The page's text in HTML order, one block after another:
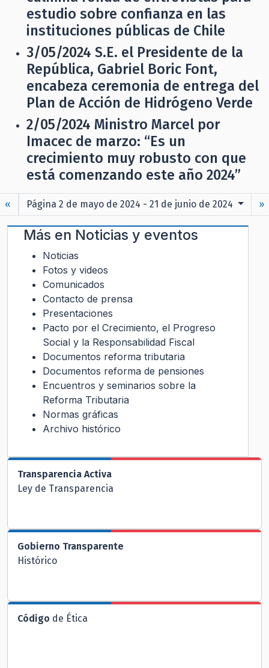
estudio sobre confianza en las
instituciones públicas de Chile
3/05/2024 S.E. el Presidente de la
República, Gabriel Boric Font,
encabeza ceremonia de entrega del
Plan de Acción de Hidrógeno Verde
2/05/2024 Ministro Marcel por
Imacec de marzo: “Es un
crecimiento muy robusto con que
está comenzando este año 2024”
« Página 2 de mayo de 2024 - 21 de junio de 2024 »
Más en Noticias y eventos
Noticias
Fotos y videos
Comunicados
Contacto de prensa
Presentaciones
Pacto por el Crecimiento, el Progreso
Social y la Responsabilidad Fiscal
Documentos reforma tributaria
Documentos reforma de pensiones
Encuentros y seminarios sobre la
Reforma Tributaria
Normas gráficas
Archivo histórico
Transparencia Activa
Ley de Transparencia
Gobierno Transparente
Histórico
Código de Ética